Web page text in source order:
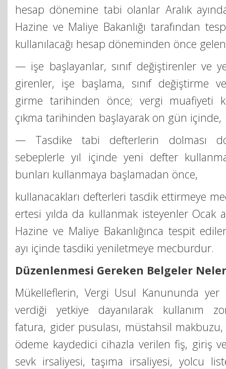
hesap dönemine tabi olanlar Aralık
Hazine ve Maliye Bakanlığı tarafından
kullanılacağı hesap döneminden önce
— işe başlayanlar, sınıf değiştirenler ve
girenler, işe başlama, sınıf değiştirme
girme tarihinden önce; vergi muafiyeti
çıkma tarihinden başlayarak on gün içinde,
— Tasdike tabi defterlerin dolması
sebeplerle yıl içinde yeni defter
bunları kullanmaya başlamadan önce,
kullanacakları defterleri tasdik ettirmeye
ertesi yılda da kullanmak isteyenler Ocak
Hazine ve Maliye Bakanlığınca tespit
ayı içinde tasdiki yeniletmeye mecburdur.
Düzenlenmesi Gereken Belgeler
Mükelleflerin, Vergi Usul Kanununda
verdiği yetkiye dayanılarak kullanım
fatura, gider pusulası, müstahsil makbuzu,
ödeme kaydedici cihazla verilen fiş, giriş
sevk irsaliyesi, taşıma irsaliyesi, yolcu